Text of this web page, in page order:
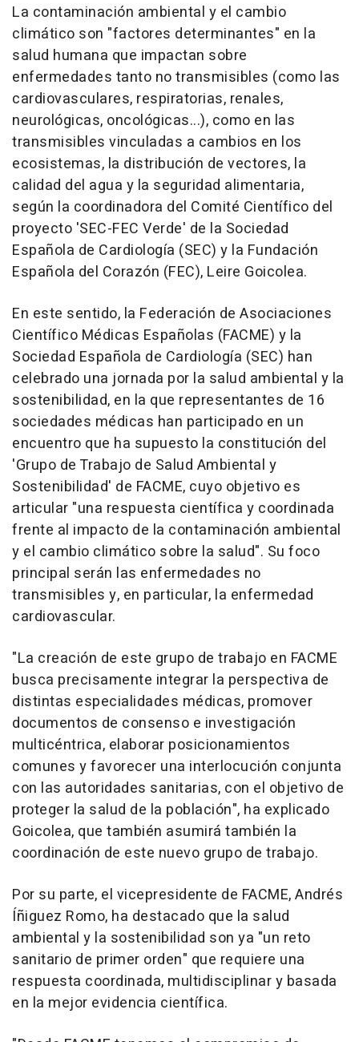
La contaminación ambiental y el cambio
climático son "factores determinantes" en la
salud humana que impactan sobre
enfermedades tanto no transmisibles (como las
cardiovasculares, respiratorias, renales,
neurológicas, oncológicas...), como en las
transmisibles vinculadas a cambios en los
ecosistemas, la distribución de vectores, la
calidad del agua y la seguridad alimentaria,
según la coordinadora del Comité Científico del
proyecto 'SEC-FEC Verde' de la Sociedad
Española de Cardiología (SEC) y la Fundación
Española del Corazón (FEC), Leire Goicolea.
En este sentido, la Federación de Asociaciones
Científico Médicas Españolas (FACME) y la
Sociedad Española de Cardiología (SEC) han
celebrado una jornada por la salud ambiental y la
sostenibilidad, en la que representantes de 16
sociedades médicas han participado en un
encuentro que ha supuesto la constitución del
'Grupo de Trabajo de Salud Ambiental y
Sostenibilidad' de FACME, cuyo objetivo es
articular "una respuesta científica y coordinada
frente al impacto de la contaminación ambiental
y el cambio climático sobre la salud". Su foco
principal serán las enfermedades no
transmisibles y, en particular, la enfermedad
cardiovascular.
"La creación de este grupo de trabajo en FACME
busca precisamente integrar la perspectiva de
distintas especialidades médicas, promover
documentos de consenso e investigación
multicéntrica, elaborar posicionamientos
comunes y favorecer una interlocución conjunta
con las autoridades sanitarias, con el objetivo de
proteger la salud de la población", ha explicado
Goicolea, que también asumirá también la
coordinación de este nuevo grupo de trabajo.
Por su parte, el vicepresidente de FACME, Andrés
Íñiguez Romo, ha destacado que la salud
ambiental y la sostenibilidad son ya "un reto
sanitario de primer orden" que requiere una
respuesta coordinada, multidisciplinar y basada
en la mejor evidencia científica.